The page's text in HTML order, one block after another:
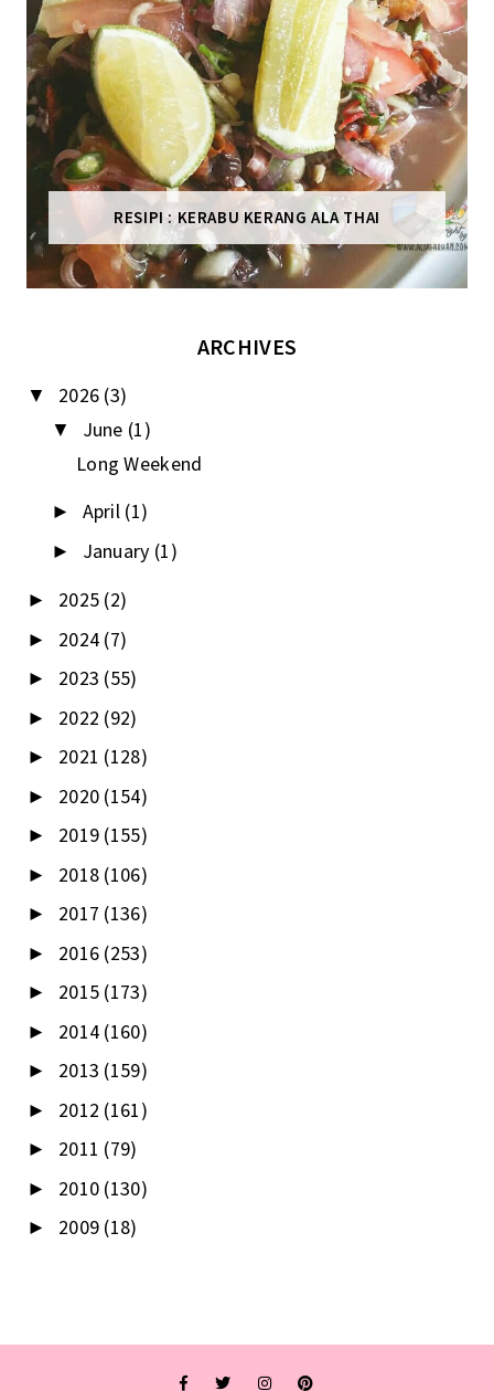
RESIPI : KERABU KERANG ALA THAI
ARCHIVES
▼ 2026 (3)
▼ June (1)
Long Weekend
► April (1)
► January (1)
► 2025 (2)
► 2024 (7)
► 2023 (55)
► 2022 (92)
► 2021 (128)
► 2020 (154)
► 2019 (155)
► 2018 (106)
► 2017 (136)
► 2016 (253)
► 2015 (173)
► 2014 (160)
► 2013 (159)
► 2012 (161)
► 2011 (79)
► 2010 (130)
► 2009 (18)